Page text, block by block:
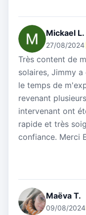
Mickael L.
27/08/2024
Très content de
solaires, Jimmy
le temps de
revenant
intervenant ont
rapide et très
confiance. Merci
Maëva T.
09/08/2024